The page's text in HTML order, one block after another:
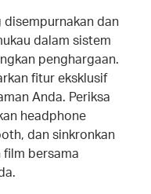
disempurnakan dan
dalam sistem
penghargaan.
fitur eksklusif
Anda. Periksa
headphone
dan sinkronkan
bersama